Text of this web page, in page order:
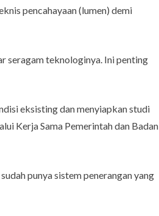
pencahayaan (lumen) demi
seragam teknologinya. Ini penting
eksisting dan menyiapkan studi
Kerja Sama Pemerintah dan Badan
punya sistem penerangan yang